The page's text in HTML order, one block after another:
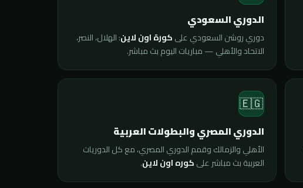
الدوري السعودي
دوري روشن السعودي علىكورة اون لاين: الهلال، النصر،
الاتحاد والأهلي — مباريات اليوم بث مباشر.
🇪🇬
الدوري المصري والبطولات العربية
الأهلي والزمالك وقمم الدوري المصري، مع كل الدوريات
العربية بث مباشر علىكوره اون لاين.